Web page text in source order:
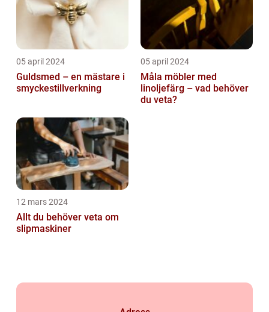
05 april 2024
Guldsmed – en mästare i
smyckestillverkning
05 april 2024
Måla möbler med
linoljefärg – vad behöver
du veta?
12 mars 2024
Allt du behöver veta om
slipmaskiner